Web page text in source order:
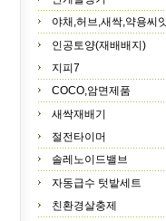
야채,허브,새싹,약용씨
인공토양(재배배지)
지피7
COCO,암면제품
새싹재배기
절전타이머
솔레노이드밸브
자동급수 텃밭세트
친환경살충제